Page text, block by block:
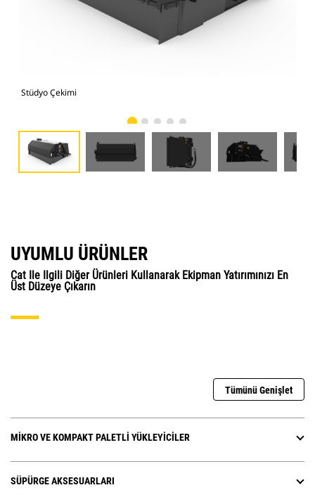
Stüdyo Çekimi
UYUMLU ÜRÜNLER
Cat Ile Ilgili Diğer Ürünleri Kullanarak Ekipman Yatırımınızı En
Üst Düzeye Çıkarın
Tümünü Genişlet
MIKRO VE KOMPAKT PALETLI YÜKLEYICILER
SÜPÜRGE AKSESUARLARI